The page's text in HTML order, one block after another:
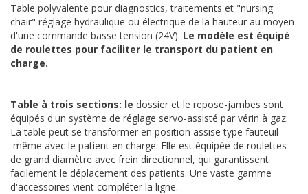
Table polyvalente pour diagnostics, traitements et "nursing
chair" réglage hydraulique ou électrique de la hauteur au moyen
d'une commande basse tension (24V). Le modèle est équipé
de roulettes pour faciliter le transport du patient en
charge.
Table à trois sections: le dossier et le repose-jambes sont
équipés d'un système de réglage servo-assisté par vérin à gaz.
La table peut se transformer en position assise type fauteuil
même avec le patient en charge. Elle est équipée de roulettes
de grand diamètre avec frein directionnel, qui garantissent
facilement le déplacement des patients. Une vaste gamme
d'accessoires vient compléter la ligne.